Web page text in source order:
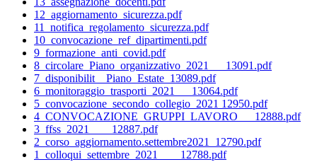
12_aggiornamento_sicurezza.pdf
11_notifica_regolamento_sicurezza.pdf
10_convocazione_ref_dipartimenti.pdf
9_formazione_anti_covid.pdf
8_circolare_Piano_organizzativo_2021___13091.pdf
7_disponibilit__Piano_Estate_13089.pdf
6_monitoraggio_trasporti_2021___13064.pdf
5_convocazione_secondo_collegio_2021 12950.pdf
4_CONVOCAZIONE_GRUPPI_LAVORO___12888.pdf
3_ffss_2021____12887.pdf
2_corso_aggiornamento.settembre2021_12790.pdf
1_colloqui_settembre_2021____12788.pdf